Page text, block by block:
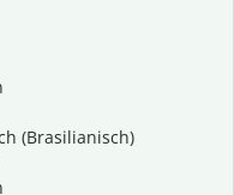
(Brasilianisch)